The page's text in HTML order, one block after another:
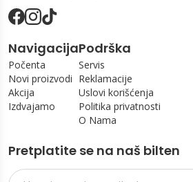
Navigacija
Počenta
Novi proizvodi
Akcija
Izdvajamo
Podrška
Servis
Reklamacije
Uslovi korišćenja
Politika privatnosti
O Nama
Pretplatite se na naš bilten